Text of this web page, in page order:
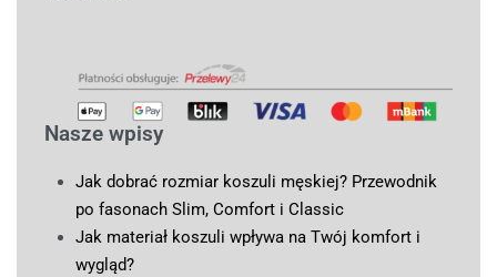
Nasze wpisy
Jak dobrać rozmiar koszuli męskiej? Przewodnik
po fasonach Slim, Comfort i Classic
Jak materiał koszuli wpływa na Twój komfort i
wygląd?